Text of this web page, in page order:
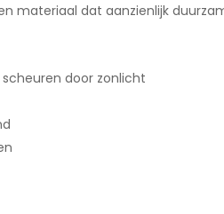
materiaal dat aanzienlijk
door zonlicht